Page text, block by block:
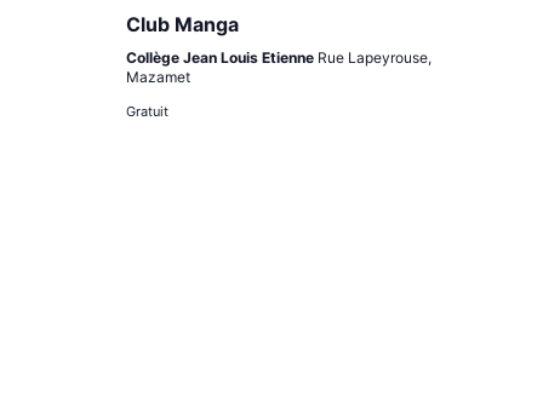
Club Manga
Collège Jean Louis Etienne Rue Lapeyrouse,
Mazamet
Gratuit